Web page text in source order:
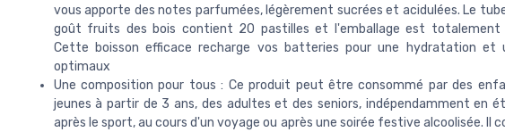
vous apporte des notes parfumées, légèrement sucrées et acidulées. Le tube
goût fruits des bois contient 20 pastilles et l'emballage est totalement
Cette boisson efficace recharge vos batteries pour une hydratation et
optimaux
Une composition pour tous : Ce produit peut être consommé par des
jeunes à partir de 3 ans, des adultes et des seniors, indépendamment en
après le sport, au cours d'un voyage ou après une soirée festive alcoolisée. Il